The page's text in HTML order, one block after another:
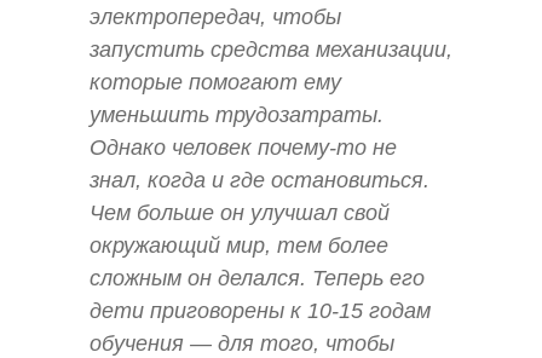
электропередач, чтобы
запустить средства механизации,
которые помогают ему
уменьшить трудозатраты.
Однако человек почему-то не
знал, когда и где остановиться.
Чем больше он улучшал свой
окружающий мир, тем более
сложным он делался. Теперь его
дети приговорены к 10-15 годам
обучения — для того, чтобы